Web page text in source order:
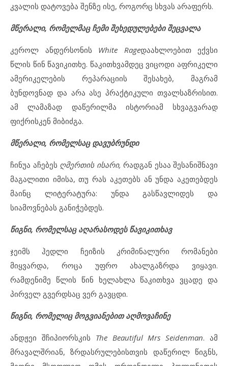
კვალის დატოვება შენზე ისე, როგორც სხვას არაფერს.
მწერალი, რომელმაც ჩემი შეხედულებები შეცვალა
კეროლ ანდერსონის White Rageდაახლოებით ექვსი
წლის წინ წავიკითხე. წაკითხვამდეც ვიცოდი აფრიკელი
ამერიკელების რეპარაციის შესახებ, მაგრამ
ბუნდოვნად და არა ასე პრაქტიკული თვალსაზრისით.
ამ ლამაზად დაწერილმა ისტორიამ სხვაგვარად
ფიქრისკენ მიბიძგა.
მწერალი, რომელსაც დავუბრუნდი
ჩინუა აჩებეს ღმერთის ისარი, რადგან ესაა შესანიშნავი
მაგალითი იმისა, თუ რას აკეთებს ან უნდა აკეთებდეს
მაინც ლიტერატურა: უნდა გასწავლიდეს და
სიამოვნებას განიჭებდეს.
წიგნი, რომელსაც აღარასოდეს წავიკითხავ
ჯეიმს ჰედლი ჩეიზის კრიმინალური რომანები
მიყვარდა, როცა უფრო ახალგაზრდა ვიყავი.
რამდენიმე წლის წინ ხელახლა წაკითხვა ვცადე და
პირველ გვერდსაც ვერ გავცდი.
წიგნი, რომელიც მოგვიანებით აღმოვაჩინე
ანდჟეი შჩიპიორსკის The Beautiful Mrs Seidenman. ამ
მრავალშრიან, ზრდასრულებისთვის დაწერილ წიგნს,